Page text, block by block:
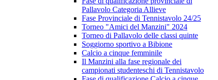
Pallavolo Categoria Allieve
Fase Provinciale di Tennistavolo 24/25
Torneo "Amici del Manzini" 2024
Torneo di Pallavolo delle classi quinte
Soggiorno sportivo a Bibione
Calcio a cinque femminile
Il Manzini alla fase regionale dei
campionati studenteschi di Tennistavolo